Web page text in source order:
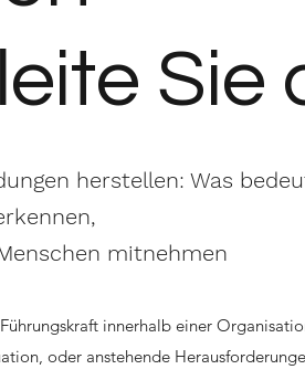
Sie
herstellen: Was
mitnehmen
innerhalb einer
oder anstehende